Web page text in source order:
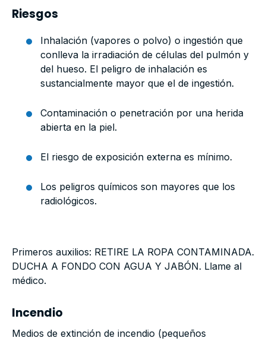
Riesgos
Inhalación (vapores o polvo) o ingestión que
conlleva la irradiación de células del pulmón y
del hueso. El peligro de inhalación es
sustancialmente mayor que el de ingestión.
Contaminación o penetración por una herida
abierta en la piel.
El riesgo de exposición externa es mínimo.
Los peligros químicos son mayores que los
radiológicos.
Primeros auxilios: RETIRE LA ROPA CONTAMINADA.
DUCHA A FONDO CON AGUA Y JABÓN. Llame al
médico.
Incendio
Medios de extinción de incendio (pequeños